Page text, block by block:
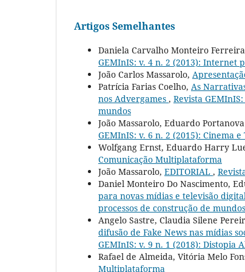
Artigos Semelhantes
Daniela Carvalho Monteiro
GEMInIS: v. 4 n. 2 (2013): Internet
João Carlos Massarolo,
Patrícia Farias Coelho, As
nos Advergames , Revista
mundos
João Massarolo, Eduardo
GEMInIS: v. 6 n. 2 (2015): Cinema e
Wolfgang Ernst, Eduardo Harry
Comunicação Multiplataforma
João Massarolo, EDITORIAL ,
Daniel Monteiro Do Nascimento,
para novas mídias e televisão
processos de construção de mundos
Angelo Sastre, Claudia Silene
difusão de Fake News nas mídias
GEMInIS: v. 9 n. 1 (2018): Distopia
Rafael de Almeida, Vitória Melo
Multiplataforma